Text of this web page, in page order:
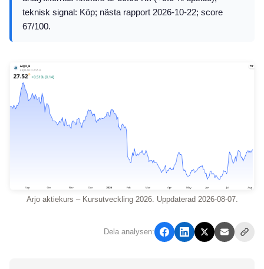
teknisk signal: Köp; nästa rapport 2026-10-22; score
67/100.
Arjo aktiekurs – Kursutveckling 2026. Uppdaterad 2026-08-07.
Dela analysen: